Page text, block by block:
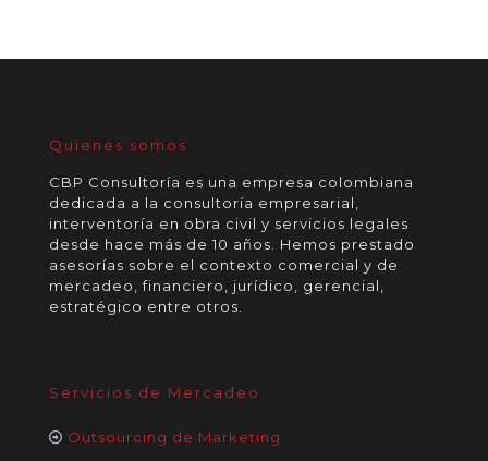
Quienes somos
CBP Consultoría es una empresa colombiana
dedicada a la consultoría empresarial,
interventoría en obra civil y servicios legales
desde hace más de 10 años. Hemos prestado
asesorías sobre el contexto comercial y de
mercadeo, financiero, jurídico, gerencial,
estratégico entre otros.
Servicios de Mercadeo
Outsourcing de Marketing